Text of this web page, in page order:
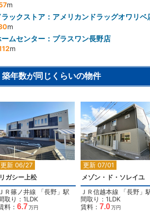
m
ラックストア：アメリカンドラッグオワリベ
m
ムセンター：プラスワン長野店
m
築年数が同じくらいの物件
更新 06/27
2
リガシー上松
ＪＲ篠ノ井線 「長野 」駅
取り：1LDK
料： 6.7万円
更新 07/01
2
ＪＲ信越本線 「長野 」
間取り：1LDK
賃料： 7.0万円